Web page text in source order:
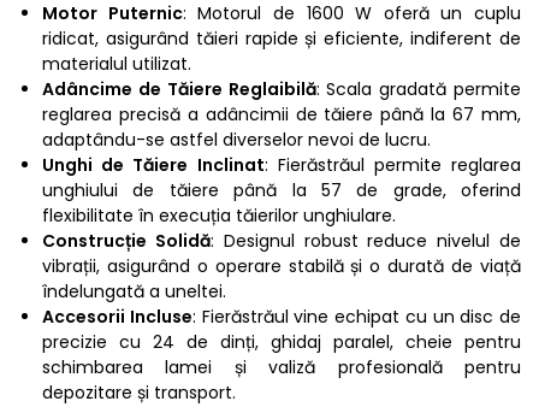
Motor Puternic: Motorul de 1600 W oferă un cuplu
ridicat, asigurând tăieri rapide și eficiente, indiferent de
materialul utilizat.
Adâncime de Tăiere Reglaibilă: Scala gradată permite
reglarea precisă a adâncimii de tăiere până la 67 mm,
adaptându-se astfel diverselor nevoi de lucru.
Unghi de Tăiere Inclinat: Fierăstrăul permite reglarea
unghiului de tăiere până la 57 de grade, oferind
flexibilitate în execuția tăierilor unghiulare.
Construcție Solidă: Designul robust reduce nivelul de
vibrații, asigurând o operare stabilă și o durată de viață
îndelungată a uneltei.
Accesorii Incluse: Fierăstrăul vine echipat cu un disc de
precizie cu 24 de dinți, ghidaj paralel, cheie pentru
schimbarea lamei și valiză profesională pentru
depozitare și transport.